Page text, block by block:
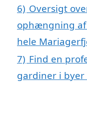
6) Oversigt
ophængning
hele
7) Find en
gardiner i